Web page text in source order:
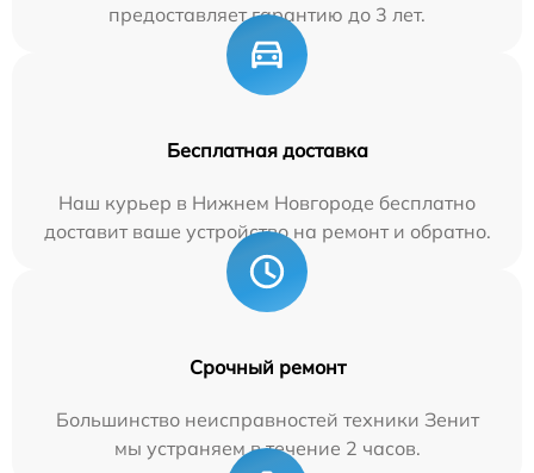
предоставляет гарантию до 3 лет.
Бесплатная доставка
Наш курьер в Нижнем Новгороде бесплатно
доставит ваше устройство на ремонт и обратно.
Срочный ремонт
Большинство неисправностей техники Зенит
мы устраняем в течение 2 часов.